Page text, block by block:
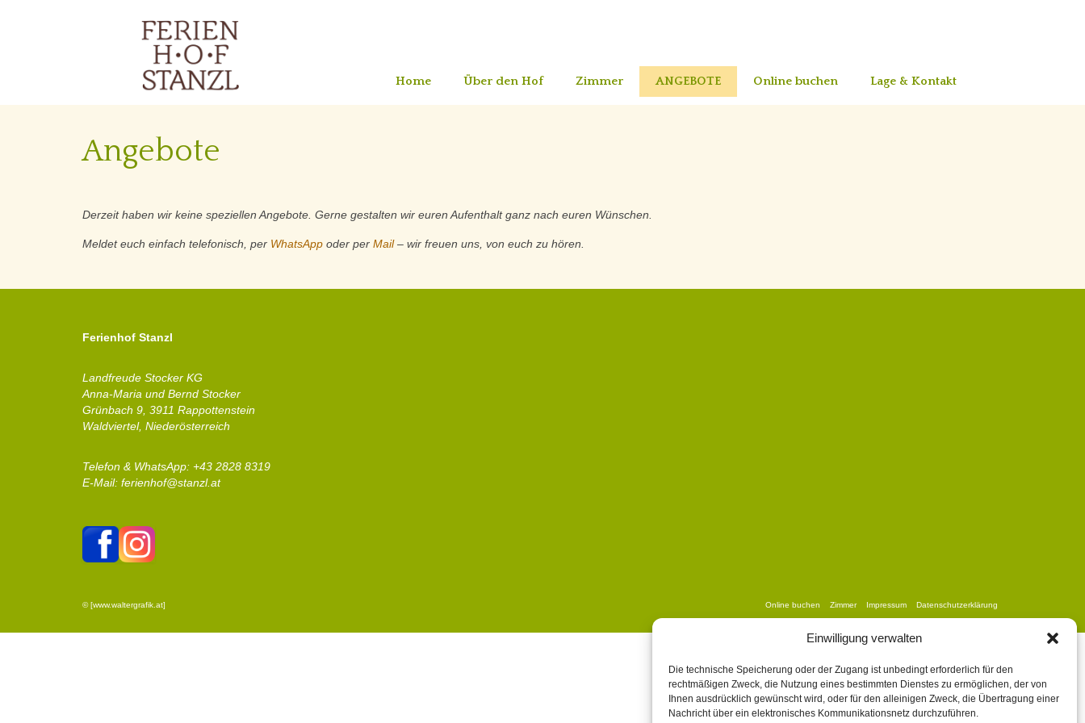
Einwilligung verwalten
Die technische Speicherung oder der Zugang ist unbedingt erforderlich für den
rechtmäßigen Zweck, die Nutzung eines bestimmten Dienstes zu ermöglichen, der von
Ihnen ausdrücklich gewünscht wird, oder für den alleinigen Zweck, die Übertragung einer
Nachricht über ein elektronisches Kommunikationsnetz durchzuführen.
Home Über den Hof Zimmer ANGEBOTE Online buchen Lage & Kontakt
Angebote
Derzeit haben wir keine speziellen Angebote. Gerne gestalten wir euren Aufenthalt ganz nach euren Wünschen.
Meldet euch einfach telefonisch, per WhatsApp oder per Mail– wir freuen uns, von euch zu hören.
Ferienhof Stanzl
Landfreude Stocker KG
Anna-Maria und Bernd Stocker
Grünbach 9, 3911 Rappottenstein
Waldviertel, Niederösterreich
Telefon & WhatsApp: +43 2828 8319
E-Mail: ferienhof@stanzl.at
Online buchen Zimmer Impressum Datenschutzerklärung
© [www.waltergrafik.at]